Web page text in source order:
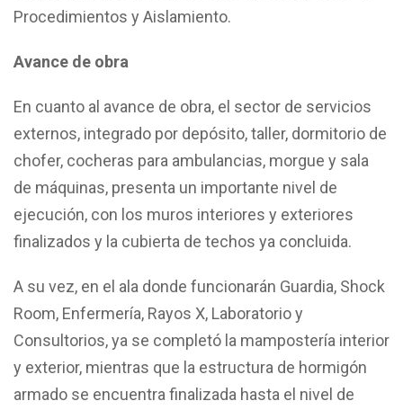
Procedimientos y Aislamiento.
Avance de obra
En cuanto al avance de obra, el sector de servicios
externos, integrado por depósito, taller, dormitorio de
chofer, cocheras para ambulancias, morgue y sala
de máquinas, presenta un importante nivel de
ejecución, con los muros interiores y exteriores
finalizados y la cubierta de techos ya concluida.
A su vez, en el ala donde funcionarán Guardia, Shock
Room, Enfermería, Rayos X, Laboratorio y
Consultorios, ya se completó la mampostería interior
y exterior, mientras que la estructura de hormigón
armado se encuentra finalizada hasta el nivel de